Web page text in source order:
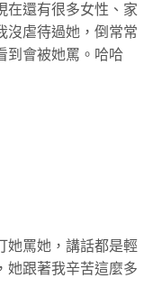
在還有很多女性、家
沒虐待過她，倒常常
到會被她罵。哈哈
罵她，講話都是輕
她跟著我辛苦這麼多